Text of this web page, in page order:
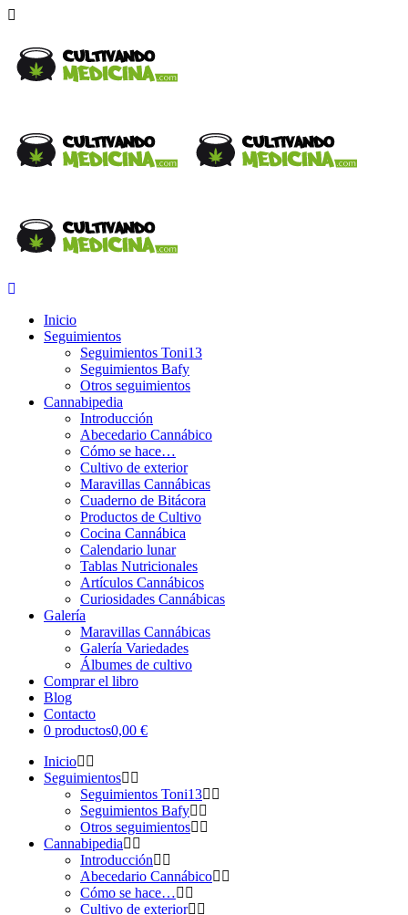
Inicio
Seguimientos
Seguimientos Toni13
Seguimientos Bafy
Otros seguimientos
Cannabipedia
Introducción
Abecedario Cannábico
Cómo se hace…
Cultivo de exterior
Maravillas Cannábicas
Cuaderno de Bitácora
Productos de Cultivo
Cocina Cannábica
Calendario lunar
Tablas Nutricionales
Artículos Cannábicos
Curiosidades Cannábicas
Galería
Maravillas Cannábicas
Galería Variedades
Álbumes de cultivo
Comprar el libro
Blog
Contacto
0 productos0,00 €
Inicio
Seguimientos
Seguimientos Toni13
Seguimientos Bafy
Otros seguimientos
Cannabipedia
Introducción
Abecedario Cannábico
Cómo se hace…
Cultivo de exterior